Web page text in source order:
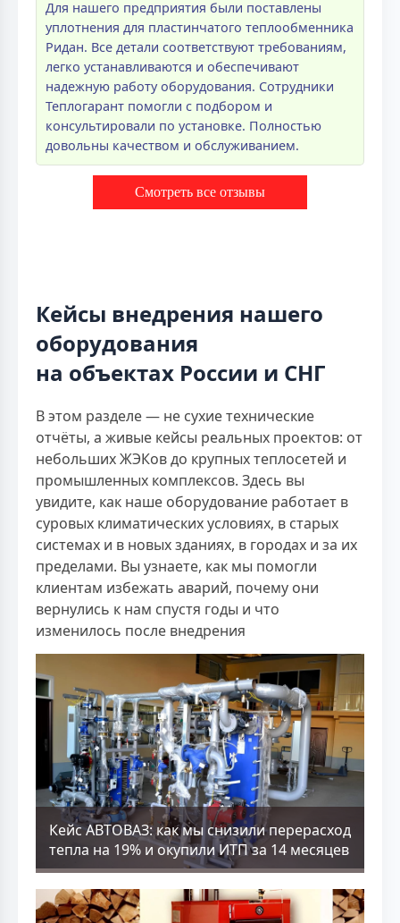
Для нашего предприятия были поставлены
уплотнения для пластинчатого теплообменника
Ридан. Все детали соответствуют требованиям,
легко устанавливаются и обеспечивают
надежную работу оборудования. Сотрудники
Теплогарант помогли с подбором и
консультировали по установке. Полностью
довольны качеством и обслуживанием.
Смотреть все отзывы
Кейсы внедрения нашего
оборудования
на объектах России и СНГ
В этом разделе — не сухие технические
отчёты, а живые кейсы реальных проектов: от
небольших ЖЭКов до крупных теплосетей и
промышленных комплексов. Здесь вы
увидите, как наше оборудование работает в
суровых климатических условиях, в старых
системах и в новых зданиях, в городах и за их
пределами. Вы узнаете, как мы помогли
клиентам избежать аварий, почему они
вернулись к нам спустя годы и что
изменилось после внедрения
Кейс АВТОВАЗ: как мы снизили перерасход
тепла на 19% и окупили ИТП за 14 месяцев